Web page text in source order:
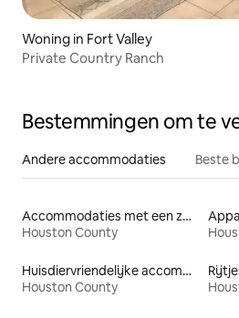
Woning in Fort Valley
Private Country Ranch
Bestemmingen om te
Andere accommodaties Beste
Accommodaties met een zwembad
Houston County
Huisdiervriendelijke accommodaties
Houston County